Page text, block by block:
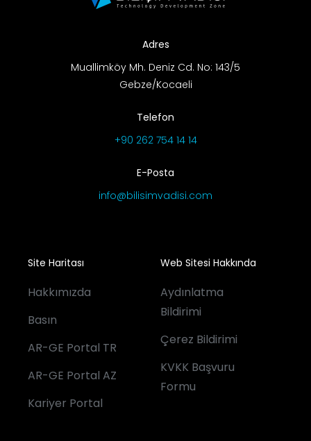
Adres
Muallimköy Mh. Deniz Cd. No: 143/5
Gebze/Kocaeli
Telefon
+90 262 754 14 14
E-Posta
info@bilisimvadisi.com
Site Haritası
Hakkımızda
Basın
AR-GE Portal TR
AR-GE Portal AZ
Kariyer Portal
Web Sitesi Hakkında
Aydınlatma
Bildirimi
Çerez Bildirimi
KVKK Başvuru
Formu